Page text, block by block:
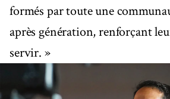
formés par toute une
après génération, renforçant
servir. »